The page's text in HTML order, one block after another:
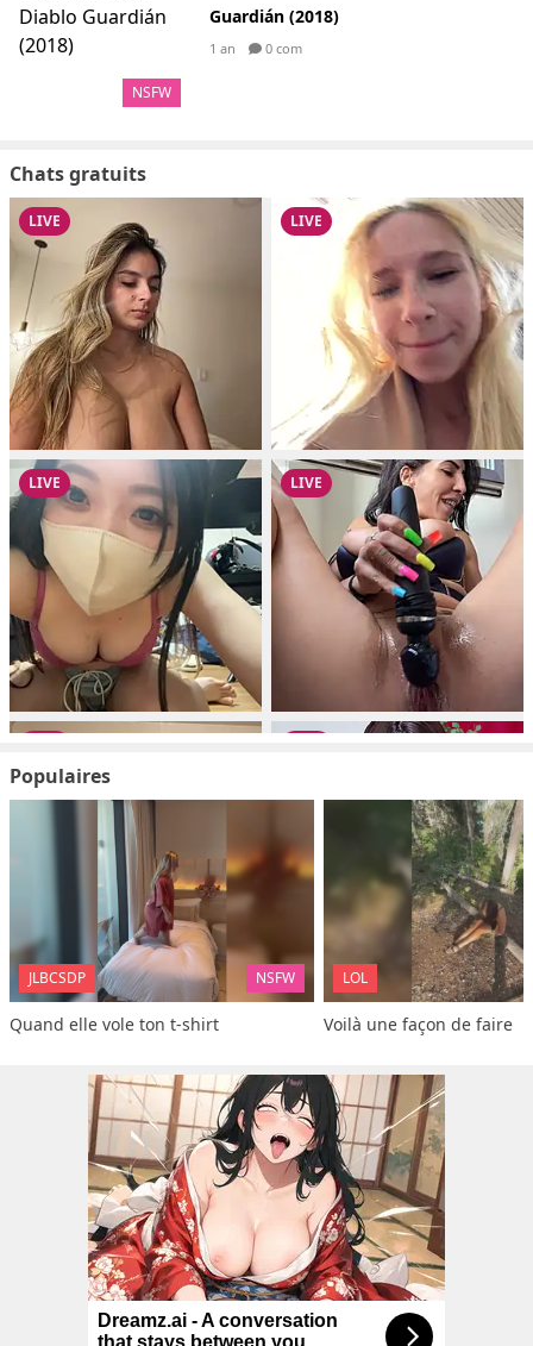
NSFW
Guardián (2018)
1 an 0 com
Chats gratuits
Populaires
JLBCSDP NSFW
Quand elle vole ton t-shirt
LOL
Voilà une façon de faire